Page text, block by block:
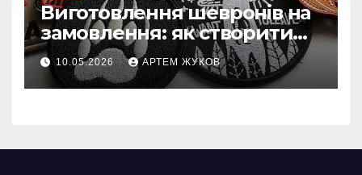
Виготовлення шевронів на
замовлення: як створити
власний дизайн нашивки
10.05.2026 АРТЕМ ЖУКОВ